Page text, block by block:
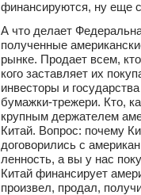
финансируются, ну еще
А что делает
полу­ченные
рынке. Продает всем,
кого заставляет их
инвесторы и
бумажки-трежери. Кто,
крупным держателем
Китай. Вопрос: почему
договорились с
ленность, а вы у нас
Китай финансирует
произвел, продал,